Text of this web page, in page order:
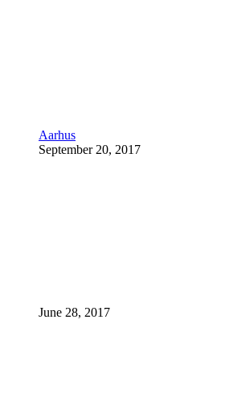
Aarhus
September 20, 2017
June 28, 2017